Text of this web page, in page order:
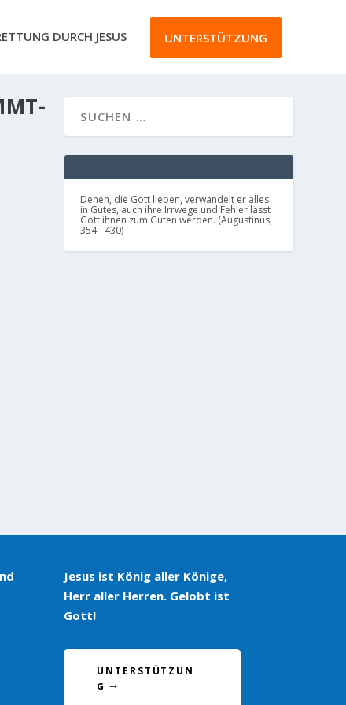
DURCH JESUS UNTERSTÜTZUNG
Denen, die Gott lieben, verwandelt er alles
in Gutes, auch ihre Irrwege und Fehler lässt
Gott ihnen zum Guten werden. (Augustinus,
354 - 430)
Jesus ist König aller Könige,
Herr aller Herren. Gelobt ist
Gott!
UNTERSTÜTZUN
G